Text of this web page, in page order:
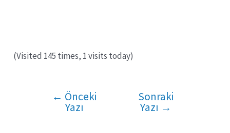
(Visited 145 times, 1 visits today)
gezinmesi
← Önceki
Yazı
Sonraki
Yazı →